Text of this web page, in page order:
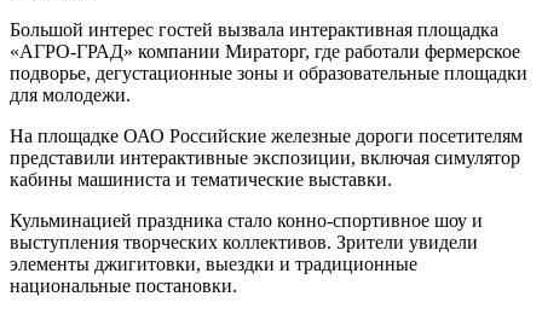
Большой интерес гостей вызвала интерактивная площадка
«АГРО-ГРАД» компании Мираторг, где работали фермерское
подворье, дегустационные зоны и образовательные площадки
для молодежи.
На площадке ОАО Российские железные дороги посетителям
представили интерактивные экспозиции, включая симулятор
кабины машиниста и тематические выставки.
Кульминацией праздника стало конно-спортивное шоу и
выступления творческих коллективов. Зрители увидели
элементы джигитовки, выездки и традиционные
национальные постановки.